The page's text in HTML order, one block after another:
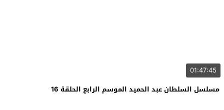
01:47:45
مسلسل السلطان عبد الحميد الموسم الرابع الحلقة 16